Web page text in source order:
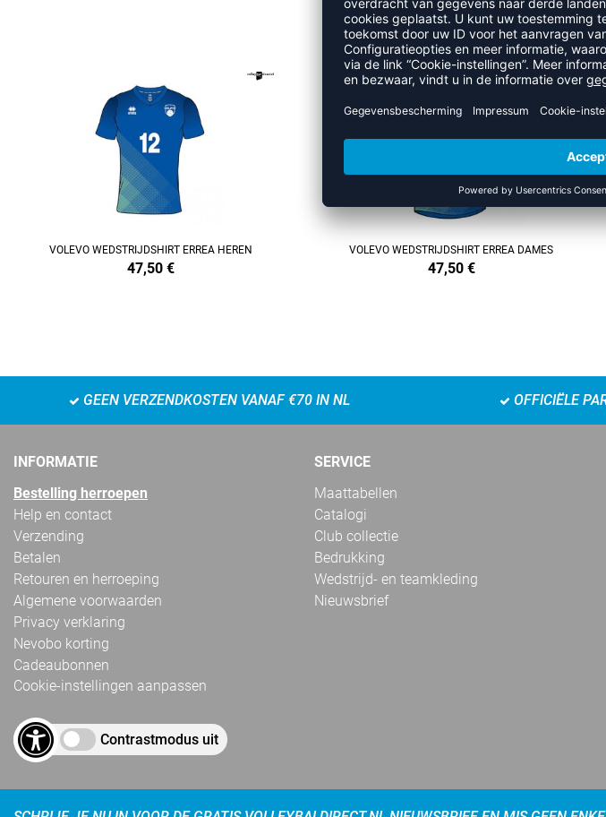
MEER UIT DE
VOLEVO WEDSTRIJDSHIRT ERREA HEREN
47,50 €
REFINEMENT
VOLEVO WEDSTRIJDSHIRT ERREA DAMES
47,50 €
GEEN VERZENDKOSTEN VANAF €70 IN NL OFFICIËLE
INFORMATIE
Bestelling herroepen
Help en contact
Verzending
Betalen
Retouren en herroeping
Algemene voorwaarden
Privacy verklaring
Nevobo korting
Cadeaubonnen
Cookie-instellingen aanpassen
Contrastmodus uit
SERVICE
Maattabellen
Catalogi
Club collectie
Bedrukking
Wedstrijd- en teamkleding
Nieuwsbrief